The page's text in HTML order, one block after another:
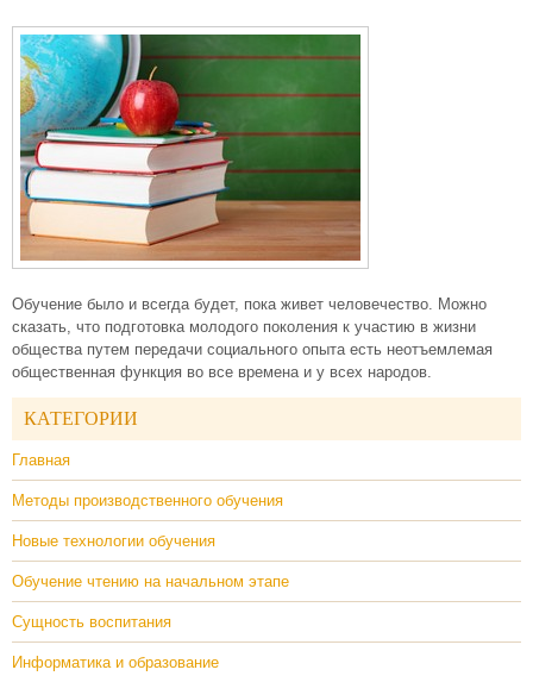
Обучение было и всегда будет, пока живет человечество. Можно
сказать, что подготовка молодого поколения к участию в жизни
общества путем передачи социального опыта есть неотъемлемая
общественная функция во все времена и у всех народов.
КАТЕГОРИИ
Главная
Методы производственного обучения
Новые технологии обучения
Обучение чтению на начальном этапе
Сущность воспитания
Информатика и образование